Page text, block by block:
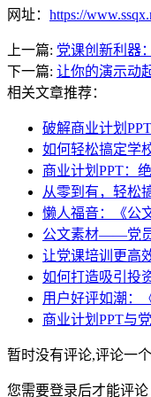
网址： https://
上一篇: 党课创新利器
下一篇: 让你的演示动
相关文章推荐：
破解商业计划
如何轻松搞定学
商业计划PPT：
从零到有，轻松
懒人福音：《公
公文素材——党员
让党课培训更高
如何打造吸引投
用户好评如潮：
商业计划PPT与
暂时没有评论,评论一
您需要登录后才能评论